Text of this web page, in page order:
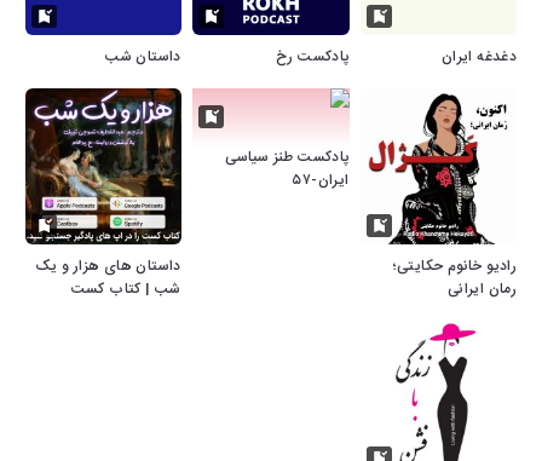
دغدغه ایران پادکست رخ داستان شب
رادیو خانوم حکایتی؛
رمان ایرانی
پادکست طنز سیاسی
ایران-۵۷
داستان های هزار و یک
شب | کتاب کست